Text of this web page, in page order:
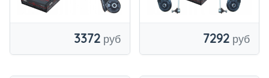
3372 7292